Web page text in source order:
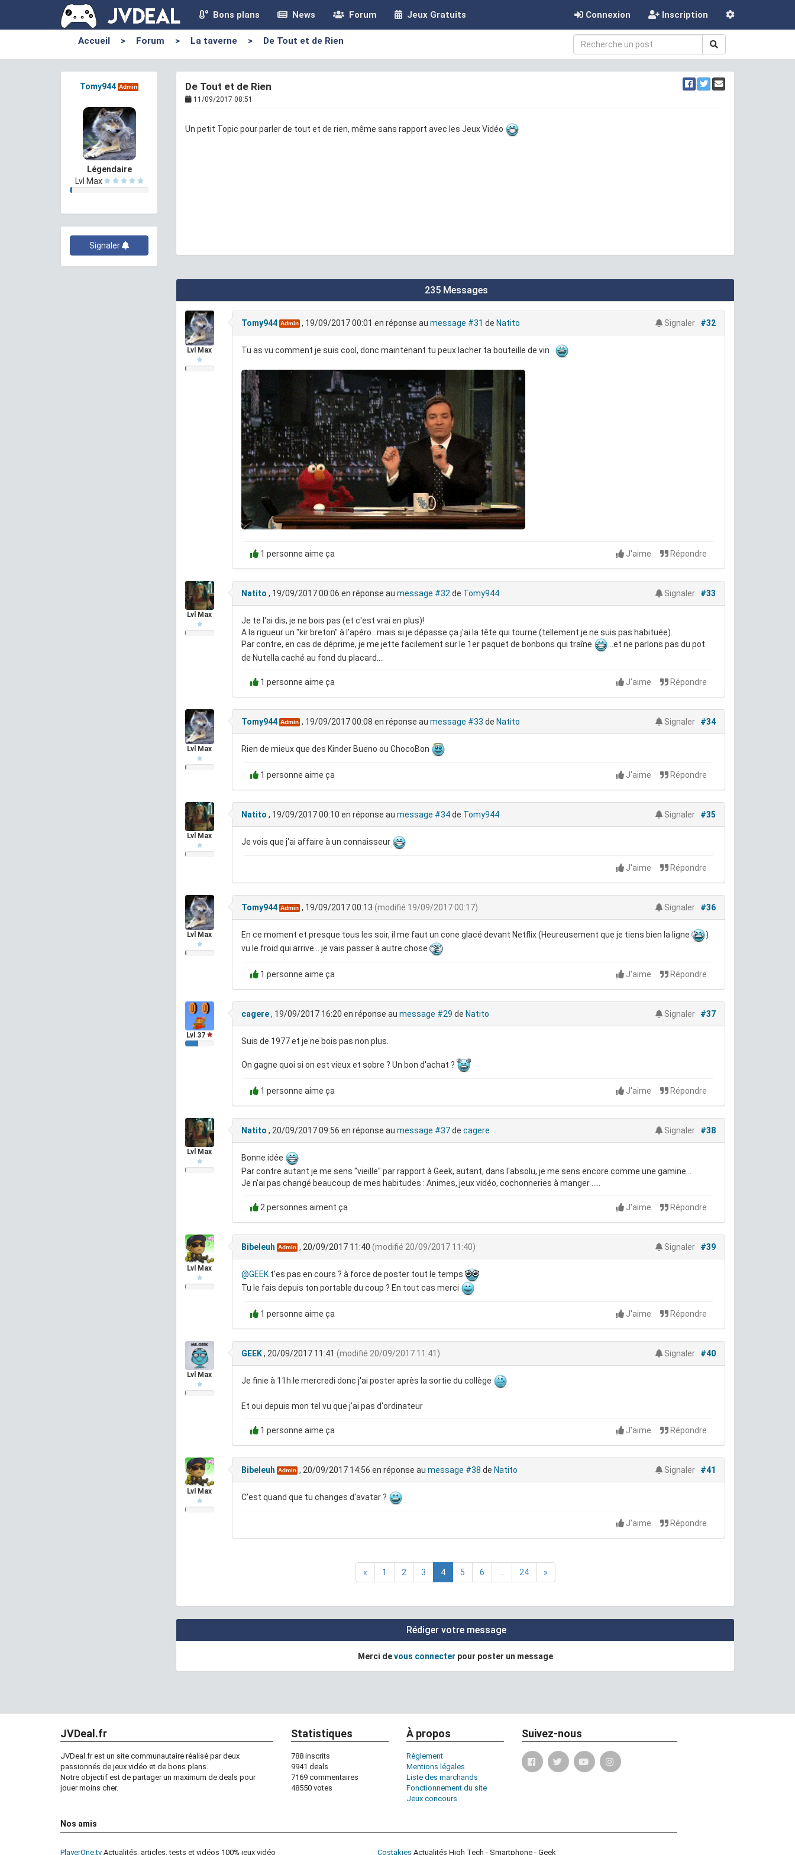
Bons plans News Forum Jeux Gratuits Connexion Inscription
Accueil > Forum > La taverne > De Tout et de Rien
De Tout et de Rien
11/09/2017 08:51
Un petit Topic pour parler de tout et de rien, même sans rapport avec les Jeux Vidéo
Tomy944 Admin
Légendaire
Lvl Max
Signaler
235 Messages
Lvl Max
Tomy944 Admin, 19/09/2017 00:01 en réponse au message #31 de Natito Signaler #32
Tu as vu comment je suis cool, donc maintenant tu peux lacher ta bouteille de vin
1 personne aime ça J'aime Répondre
Lvl Max
Natito , 19/09/2017 00:06 en réponse au message #32 de Tomy944 Signaler #33
Je te l'ai dis, je ne bois pas (et c'est vrai en plus)!
A la rigueur un "kir breton" à l'apéro...mais si je dépasse ça j'ai la tête qui tourne (tellement je ne suis pas habituée).
Par contre, en cas de déprime, je me jette facilement sur le 1er paquet de bonbons qui traîne
...et ne parlons pas du pot
de Nutella caché au fond du placard....
1 personne aime ça J'aime Répondre
Lvl Max
Tomy944 Admin, 19/09/2017 00:08 en réponse au message #33 de Natito Signaler #34
Rien de mieux que des Kinder Bueno ou ChocoBon
1 personne aime ça J'aime Répondre
Lvl Max
Natito , 19/09/2017 00:10 en réponse au message #34de Tomy944 Signaler #35
Je vois que j'ai affaire à un connaisseur
J'aime Répondre
Lvl Max
Tomy944 Admin, 19/09/2017 00:13 (modifié 19/09/2017 00:17) Signaler #36
En ce moment et presque tous les soir, il me faut un cone glacé devant Netflix (Heureusement que je tiens bien la ligne
)
vu le froid qui arrive... je vais passer à autre chose
1 personne aime ça J'aime Répondre
Lvl 37
cagere, 19/09/2017 16:20 en réponse au message #29 de Natito Signaler #37
Suis de 1977 et je ne bois pas non plus.
On gagne quoi si on est vieux et sobre ? Un bon d'achat ?
1 personne aime ça J'aime Répondre
Lvl Max
Natito , 20/09/2017 09:56 en réponse au message #37de cagere Signaler #38
Bonne idée
Par contre autant je me sens "vieille" par rapport à Geek, autant, dans l'absolu, je me sens encore comme une gamine...
Je n'ai pas changé beaucoup de mes habitudes : Animes, jeux vidéo, cochonneries à manger .....
2 personnes aiment ça J'aime Répondre
Lvl Max
Bibeleuh Admin, 20/09/2017 11:40 (modifié 20/09/2017 11:40) Signaler #39
@GEEKt'es pas en cours ? à force de poster tout le temps
Tu le fais depuis ton portable du coup ? En tout cas merci
1 personne aime ça J'aime Répondre
Lvl Max
GEEK, 20/09/2017 11:41 (modifié 20/09/2017 11:41) Signaler #40
Je finie à 11h le mercredi donc j'ai poster après la sortie du collège
Et oui depuis mon tel vu que j'ai pas d'ordinateur
1 personne aime ça J'aime Répondre
Lvl Max
Bibeleuh Admin, 20/09/2017 14:56 en réponse au message #38 de Natito Signaler #41
C'est quand que tu changes d'avatar ?
J'aime Répondre
« 1 2 3 4 5 6 24 »
Rédiger votre message
Merci devous connecter pour poster un message
JVDeal.fr
JVDeal.fr est un site communautaire réalisé par deux
passionnés de jeux vidéo et de bons plans.
Notre objectif est de partager un maximum de deals pour
jouer moins cher.
Statistiques
788 inscrits
9941 deals
7169 commentaires
48550 votes
À propos
Règlement
Mentions légales
Liste des marchands
Fonctionnement du site
Jeux concours
Suivez-nous
Nos amis
PlayerOne.tv Actualités, articles, tests et vidéos 100% jeux vidéo Costakies Actualités High Tech - Smartphone - Geek